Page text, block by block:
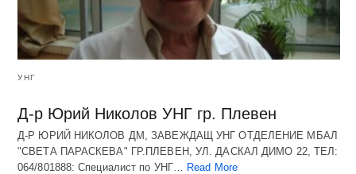
УНГ
Д-р Юрий Николов УНГ гр. Плевен
Д-Р ЮРИЙ НИКОЛОВ ДМ, ЗАВЕЖДАЩ УНГ ОТДЕЛЕНИЕ МБАЛ
"СВЕТА ПАРАСКЕВА" ГР.ПЛЕВЕН, УЛ. ДАСКАЛ ДИМО 22, ТЕЛ:
064/801888: Специалист по УНГ… Read More